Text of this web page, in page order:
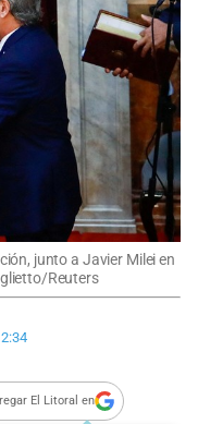
junto a Javier Milei en
Reuters
El Litoral en